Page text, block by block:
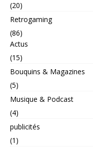
(20)
Retrogaming
(86)
Actus
(15)
Bouquins & Magazines
(5)
Musique & Podcast
(4)
publicités
(1)